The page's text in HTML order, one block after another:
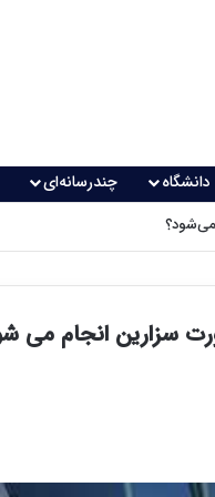
دانشگاه چندرسانه‌ای